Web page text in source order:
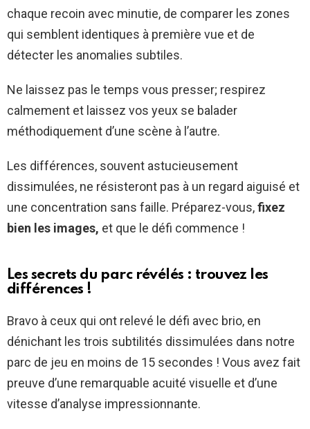
chaque recoin avec minutie, de comparer les zones
qui semblent identiques à première vue et de
détecter les anomalies subtiles.
Ne laissez pas le temps vous presser; respirez
calmement et laissez vos yeux se balader
méthodiquement d’une scène à l’autre.
Les différences, souvent astucieusement
dissimulées, ne résisteront pas à un regard aiguisé et
une concentration sans faille. Préparez-vous,fixez
bien les images, et que le défi commence !
Les secrets du parc révélés : trouvez les
différences !
Bravo à ceux qui ont relevé le défi avec brio, en
dénichant les trois subtilités dissimulées dans notre
parc de jeu en moins de 15 secondes ! Vous avez fait
preuve d’une remarquable acuité visuelle et d’une
vitesse d’analyse impressionnante.